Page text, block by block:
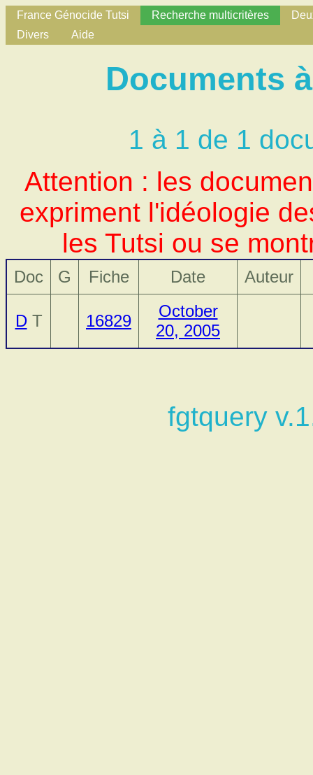
France Génocide Tutsi Recherche multicritères
Divers
Aide
Documents
1 à 1 de 1
Attention : les
expriment l'idéologie
les Tutsi ou se
Doc G Fiche Date Auteur
DT 16829
October
20, 2005
fgtquery